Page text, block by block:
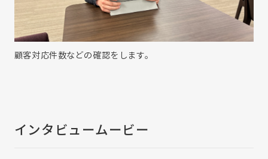
顧客対応件数などの確認をします。
インタビュームービー